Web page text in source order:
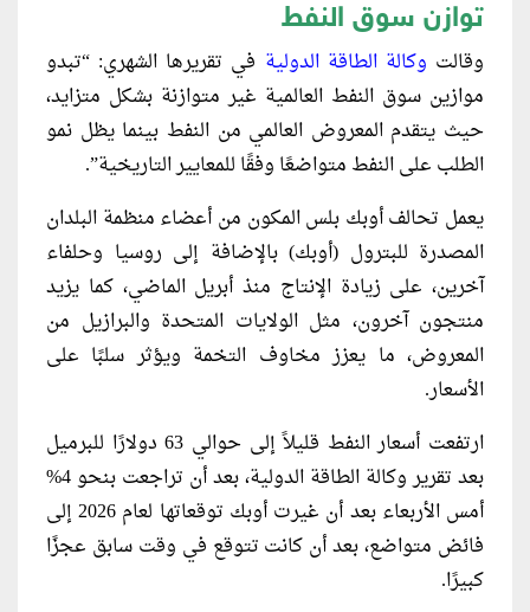
توازن سوق النفط
وقالت وكالة الطاقة الدولية في تقريرها الشهري: “تبدو
موازين سوق النفط العالمية غير متوازنة بشكل متزايد،
حيث يتقدم المعروض العالمي من النفط بينما يظل نمو
الطلب على النفط متواضعًا وفقًا للمعايير التاريخية”.
يعمل تحالف أوبك بلس المكون من أعضاء منظمة البلدان
المصدرة للبترول (أوبك) بالإضافة إلى روسيا وحلفاء
آخرين، على زيادة الإنتاج منذ أبريل الماضي، كما يزيد
منتجون آخرون، مثل الولايات المتحدة والبرازيل من
المعروض، ما يعزز مخاوف التخمة ويؤثر سلبًا على
الأسعار.
ارتفعت أسعار النفط قليلاً إلى حوالي 63 دولارًا للبرميل
بعد تقرير وكالة الطاقة الدولية، بعد أن تراجعت بنحو 4%
أمس الأربعاء بعد أن غيرت أوبك توقعاتها لعام 2026 إلى
فائض متواضع، بعد أن كانت تتوقع في وقت سابق عجزًا
كبيرًا.